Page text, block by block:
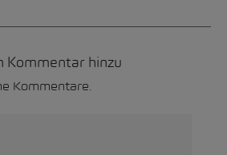
Kommentar hinzu
Kommentare.